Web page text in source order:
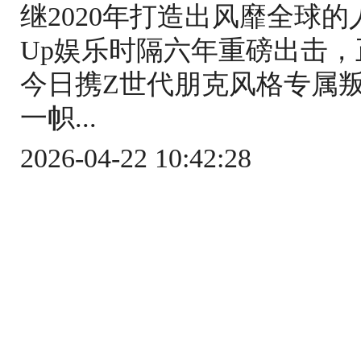
继2020年打造出风靡全球
Up娱乐时隔六年重磅出击
今日携Z世代朋克风格专属
一帜...
2026-04-22 10:42:28